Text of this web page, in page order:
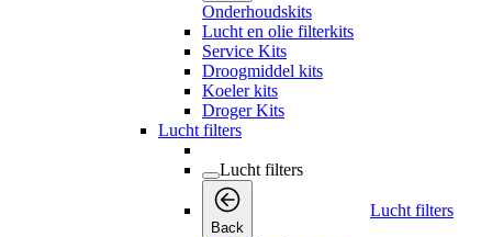
Onderhoudskits
Lucht en olie filterkits
Service Kits
Droogmiddel kits
Koeler kits
Droger Kits
Lucht filters
Lucht filters
Back
Lucht filters